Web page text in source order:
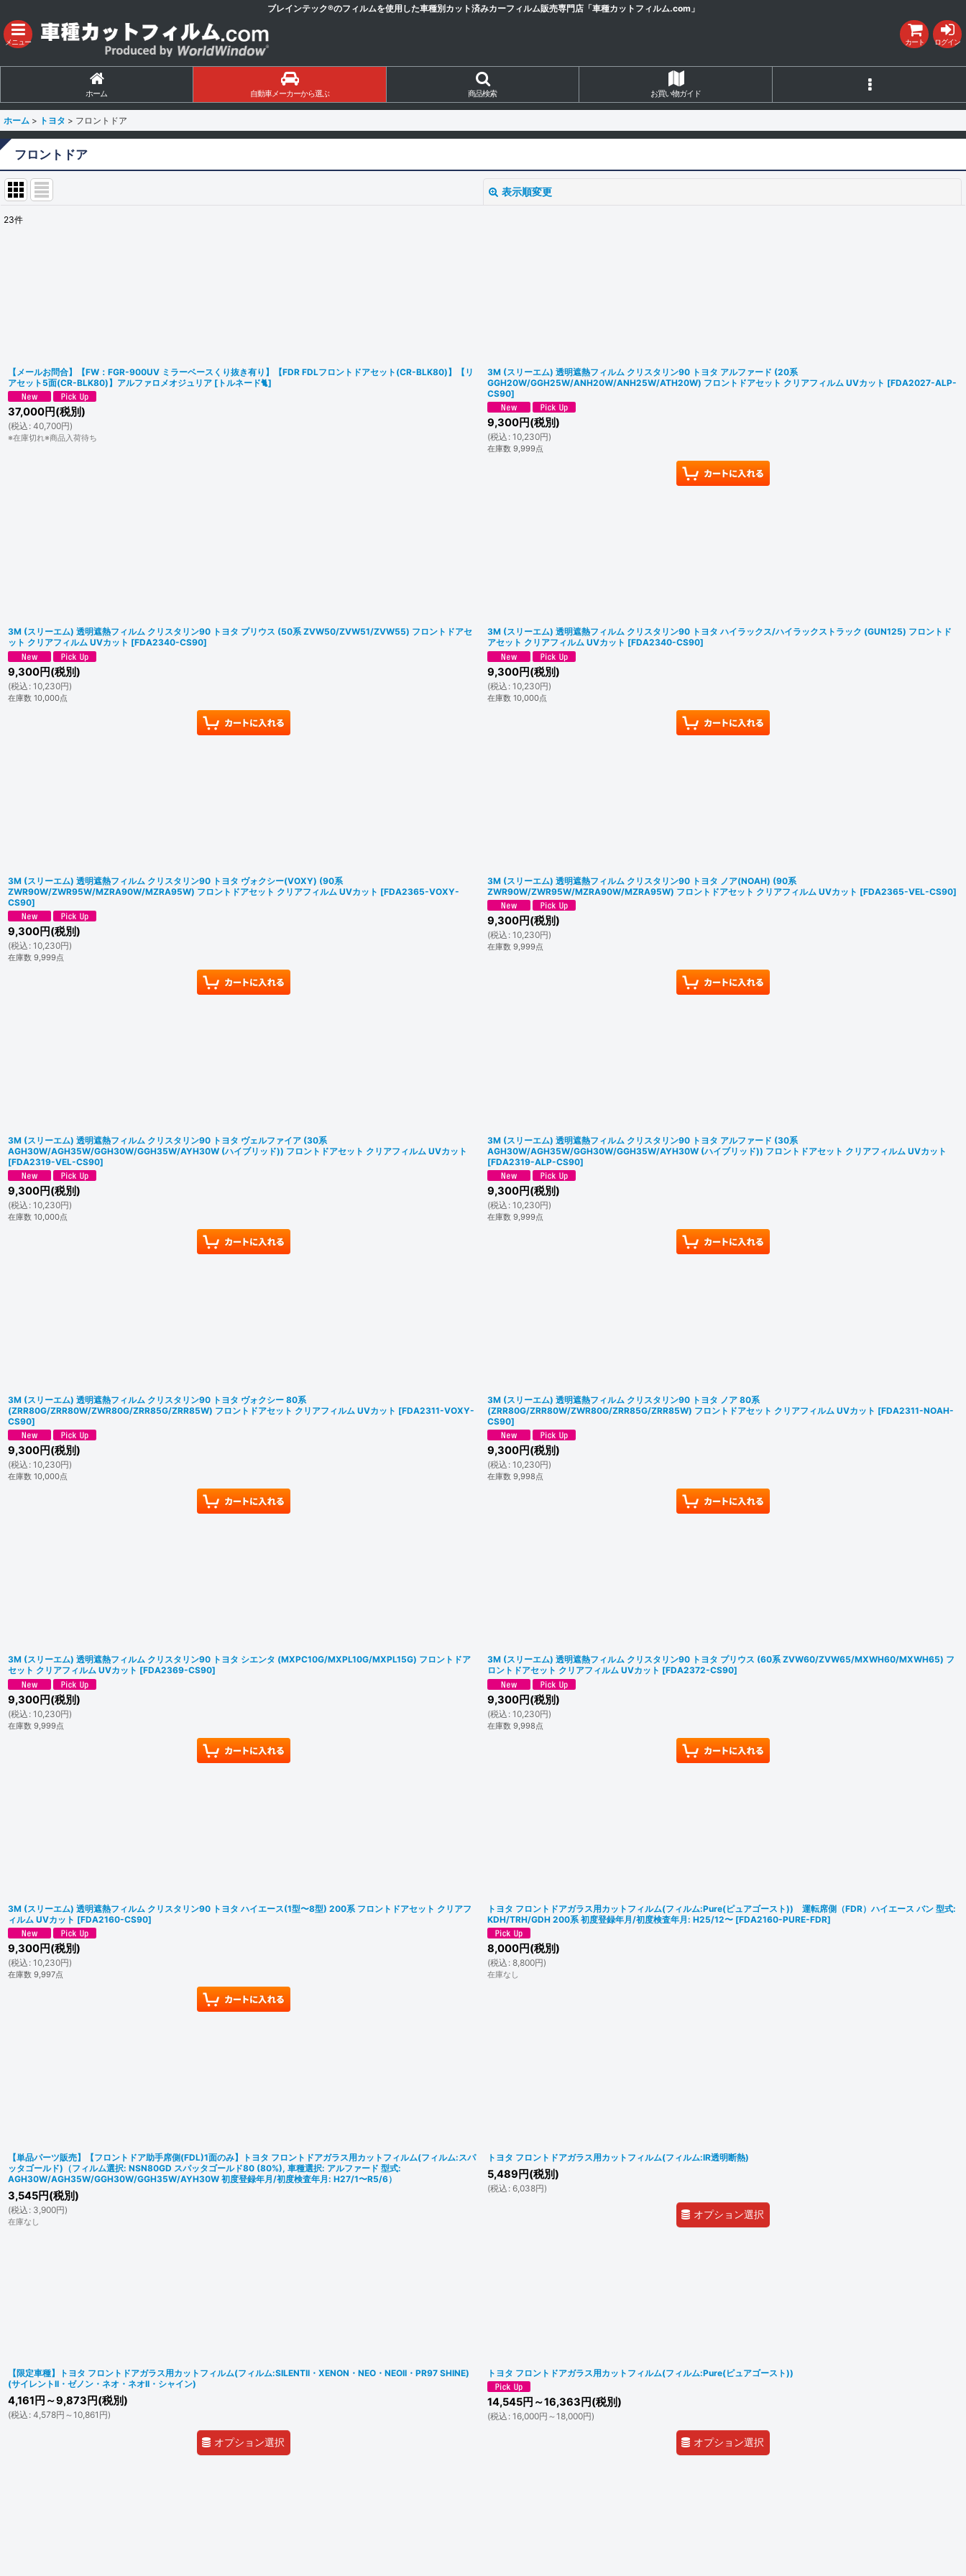
ブレインテック®のフィルムを使用した車種別カット済みカーフィルム販売専門店「車種カットフィルム.com」
メニュー カート ログイン
ホーム 自動車メーカーから選ぶ 商品検索 お買い物ガイド
ホーム > トヨタ > フロントドア
フロントドア
表示順変更
23件
【メールお問合】【FW：FGR-900UV ミラーベースくり抜き有り】【FDR FDLフロントドアセット(CR-BLK80)】【リ
アセット5面(CR-BLK80)】アルファロメオジュリア [ トルネード🐈]
37,000円(税別)
(税込 : 40,700円)
※在庫切れ※商品入荷待ち
3M (スリーエム) 透明遮熱フィルム クリスタリン90 トヨタ アルファード (20系
GGH20W/GGH25W/ANH20W/ANH25W/ATH20W) フロントドアセット クリアフィルム UVカット [FDA2027-ALP-
CS90]
9,300円(税別)
(税込 : 10,230円)
在庫数 9,999点
3M (スリーエム) 透明遮熱フィルム クリスタリン90 トヨタ プリウス (50系 ZVW50/ZVW51/ZVW55) フロントドアセ
ット クリアフィルム UVカット [FDA2340-CS90]
9,300円(税別)
(税込 : 10,230円)
在庫数 10,000点
3M (スリーエム) 透明遮熱フィルム クリスタリン90 トヨタ ハイラックス/ハイラックストラック (GUN125) フロントド
アセット クリアフィルム UVカット [FDA2340-CS90]
9,300円(税別)
(税込 : 10,230円)
在庫数 10,000点
3M (スリーエム) 透明遮熱フィルム クリスタリン90 トヨタ ヴォクシー(VOXY) (90系
ZWR90W/ZWR95W/MZRA90W/MZRA95W) フロントドアセット クリアフィルム UVカット [FDA2365-VOXY-
CS90]
9,300円(税別)
(税込 : 10,230円)
在庫数 9,999点
3M (スリーエム) 透明遮熱フィルム クリスタリン90 トヨタ ノア(NOAH) (90系
ZWR90W/ZWR95W/MZRA90W/MZRA95W) フロントドアセット クリアフィルム UVカット [FDA2365-VEL-CS90]
9,300円(税別)
(税込 : 10,230円)
在庫数 9,999点
3M (スリーエム) 透明遮熱フィルム クリスタリン90 トヨタ ヴェルファイア (30系
AGH30W/AGH35W/GGH30W/GGH35W/AYH30W (ハイブリッド)) フロントドアセット クリアフィルム UVカット
[FDA2319-VEL-CS90]
9,300円(税別)
(税込 : 10,230円)
在庫数 10,000点
3M (スリーエム) 透明遮熱フィルム クリスタリン90 トヨタ アルファード (30系
AGH30W/AGH35W/GGH30W/GGH35W/AYH30W (ハイブリッド)) フロントドアセット クリアフィルム UVカット
[FDA2319-ALP-CS90]
9,300円(税別)
(税込 : 10,230円)
在庫数 9,999点
3M (スリーエム) 透明遮熱フィルム クリスタリン90 トヨタ ヴォクシー 80系
(ZRR80G/ZRR80W/ZWR80G/ZRR85G/ZRR85W) フロントドアセット クリアフィルム UVカット [FDA2311-VOXY-
CS90]
9,300円(税別)
(税込 : 10,230円)
在庫数 10,000点
3M (スリーエム) 透明遮熱フィルム クリスタリン90 トヨタ ノア 80系
(ZRR80G/ZRR80W/ZWR80G/ZRR85G/ZRR85W) フロントドアセット クリアフィルム UVカット [FDA2311-NOAH-
CS90]
9,300円(税別)
(税込 : 10,230円)
在庫数 9,998点
3M (スリーエム) 透明遮熱フィルム クリスタリン90 トヨタ シエンタ (MXPC10G/MXPL10G/MXPL15G) フロントドア
セット クリアフィルム UVカット [FDA2369-CS90]
9,300円(税別)
(税込 : 10,230円)
在庫数 9,999点
3M (スリーエム) 透明遮熱フィルム クリスタリン90 トヨタ プリウス (60系 ZVW60/ZVW65/MXWH60/MXWH65) フ
ロントドアセット クリアフィルム UVカット [FDA2372-CS90]
9,300円(税別)
(税込 : 10,230円)
在庫数 9,998点
3M (スリーエム) 透明遮熱フィルム クリスタリン90 トヨタ ハイエース(1型〜8型) 200系 フロントドアセット クリアフ
ィルム UVカット [FDA2160-CS90]
9,300円(税別)
(税込 : 10,230円)
在庫数 9,997点
トヨタ フロントドアガラス用カットフィルム(フィルム:Pure(ピュアゴースト)) 運転席側（FDR）ハイエース バン 型式:
KDH/TRH/GDH 200系 初度登録年月/初度検査年月: H25/12〜 [FDA2160-PURE-FDR]
8,000円(税別)
(税込 : 8,800円)
在庫なし
【単品パーツ販売】【フロントドア助手席側(FDL)1面のみ】トヨタ フロントドアガラス用カットフィルム(フィルム:スパ
ッタゴールド)（フィルム選択: NSN80GD スパッタゴールド80 (80%), 車種選択: アルファード 型式:
AGH30W/AGH35W/GGH30W/GGH35W/AYH30W 初度登録年月/初度検査年月: H27/1〜R5/6）
3,545円(税別)
(税込 : 3,900円)
在庫なし
トヨタ フロントドアガラス用カットフィルム(フィルム:IR透明断熱)
5,489 円(税別)
(税込 : 6,038円)
オプション選択
【限定車種】トヨタ フロントドアガラス用カットフィルム(フィルム:SILENTII・XENON・NEO・NEOII・PR97 SHINE)
(サイレントII・ゼノン・ネオ・ネオII・シャイン)
4,161 円 ～9,873 円(税別)
(税込 : 4,578円 ～10,861 円)
オプション選択
トヨタ フロントドアガラス用カットフィルム(フィルム:Pure(ピュアゴースト))
14,545円 ～16,363 円(税別)
(税込 : 16,000円 ～18,000円)
オプション選択